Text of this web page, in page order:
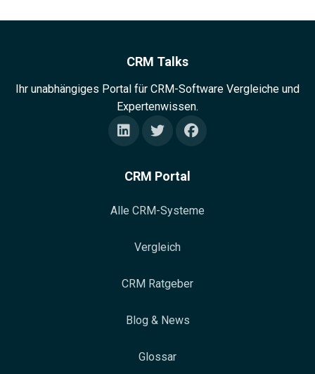
CRM Talks
Ihr unabhängiges Portal für CRM-Software Vergleiche und
Expertenwissen.
CRM Portal
Alle CRM-Systeme
Vergleich
CRM Ratgeber
Blog & News
Glossar